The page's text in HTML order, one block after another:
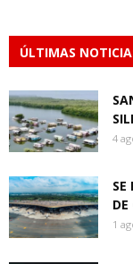
ÚLTIMAS
4
SE
1